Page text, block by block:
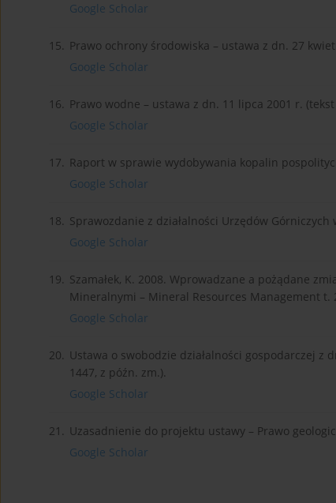
Google Scholar
15. Prawo ochrony środowiska – ustawa z dn. 27
Google Scholar
16. Prawo wodne – ustawa z dn. 11 lipca 2001 r.
Google Scholar
17. Raport w sprawie wydobywania kopalin
Google Scholar
18. Sprawozdanie z działalności Urzędów Górniczych
Google Scholar
19. Szamałek, K. 2008. Wprowadzane a pożądane
Mineralnymi – Mineral Resources Management t.
Google Scholar
20. Ustawa o swobodzie działalności gospodarczej z
1447, z późn. zm.).
Google Scholar
21. Uzasadnienie do projektu ustawy – Prawo
Google Scholar